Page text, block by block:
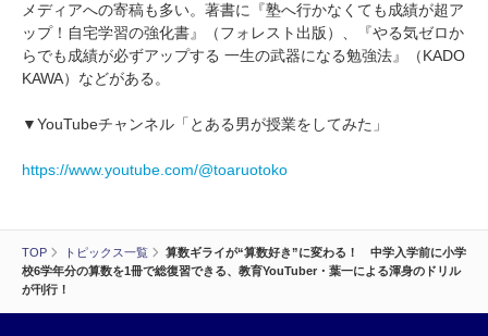
TOP トピックス一覧
算数ギライが“算数好き”に変わる！ 中学入学前に小学
校6学年分の算数を1冊で総復習できる、教育YouTuber・葉一による渾身のドリル
が刊行！
メディアへの寄稿も多い。著書に『塾へ行かなくても成績が超ア
ップ！自宅学習の強化書』（フォレスト出版）、『やる気ゼロか
らでも成績が必ずアップする 一生の武器になる勉強法』（KADO
KAWA）などがある。
▼YouTubeチャンネル「とある男が授業をしてみた」
https://www.youtube.com/@toaruotoko